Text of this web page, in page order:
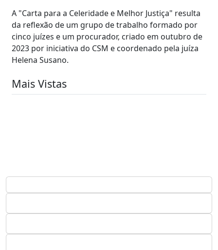
A "Carta para a Celeridade e Melhor Justiça" resulta
da reflexão de um grupo de trabalho formado por
cinco juízes e um procurador, criado em outubro de
2023 por iniciativa do CSM e coordenado pela juíza
Helena Susano.
Mais Vistas